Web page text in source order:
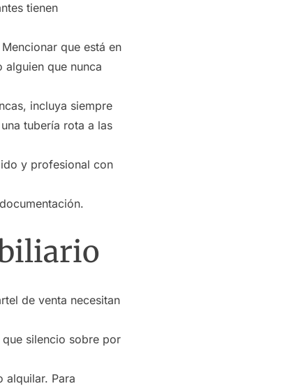
tienen
que está en
alguien que nunca
incluya siempre
tubería rota a las
y profesional con
de venta necesitan
que silencio sobre por
alquilar. Para